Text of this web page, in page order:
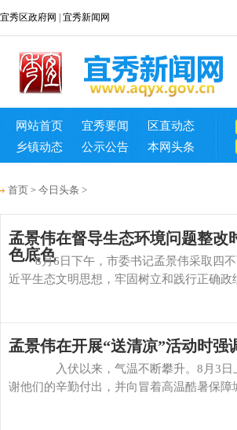
宜秀区政府网 宜秀新闻网
网站首页 宜秀要闻
区直动态
乡镇动态
公示公告 本网头条
首页 > 今日头条 >
孟景伟在督导生态环境问题整改
色底色
8月6日下午，市委书记孟景伟采取四不
近平生态文明思想，牢固树立和践行正确
孟景伟在开展“送清凉”活动时
入伏以来，气温不断攀升。8月3日上
谢他们的辛勤付出，并向冒着高温酷暑保